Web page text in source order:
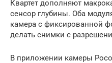
Квартет дополняют
сенсор глубины. Оба
камера с фиксированной
делать снимки с
В приложении камеры